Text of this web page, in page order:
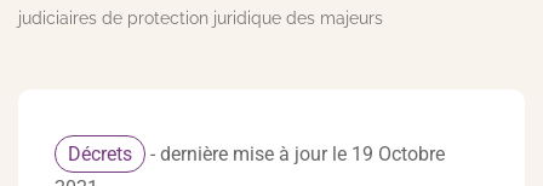
judiciaires de protection juridique des majeurs
Décrets
- dernière mise à jour le 19 Octobre